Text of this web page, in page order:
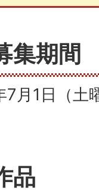
集期間
7月1日（土
品